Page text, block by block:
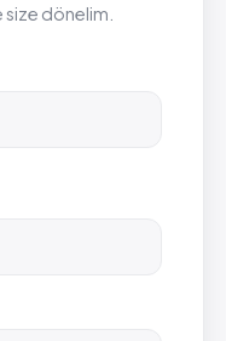
size dönelim.